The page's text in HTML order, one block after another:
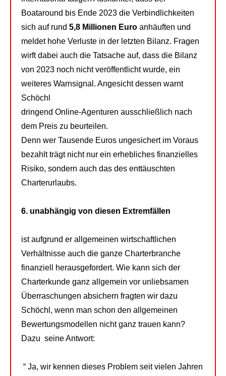
Boataround bis Ende 2023 die Verbindlichkeiten
sich auf rund 5,8 Millionen Euro anhäuften und
meldet hohe Verluste in der letzten Bilanz. Fragen
wirft dabei auch die Tatsache auf, dass die Bilanz
von 2023 noch nicht veröffentlicht wurde, ein
weiteres Warnsignal. Angesicht dessen warnt
Schöchl
dringend Online-Agenturen ausschließlich nach
dem Preis zu beurteilen.
Denn wer Tausende Euros ungesichert im Voraus
bezahlt trägt nicht nur ein erhebliches finanzielles
Risiko, sondern auch das des enttäuschten
Charterurlaubs.
6. unabhängig von diesen Extremfällen
ist aufgrund er allgemeinen wirtschaftlichen
Verhältnisse auch die ganze Charterbranche
finanziell herausgefordert. Wie kann sich der
Charterkunde ganz allgemein vor unliebsamen
Überraschungen absichern fragten wir dazu
Schöchl, wenn man schon den allgemeinen
Bewertungsmodellen nicht ganz trauen kann?
Dazu seine Antwort:
“ Ja, wir kennen dieses Problem seit vielen Jahren